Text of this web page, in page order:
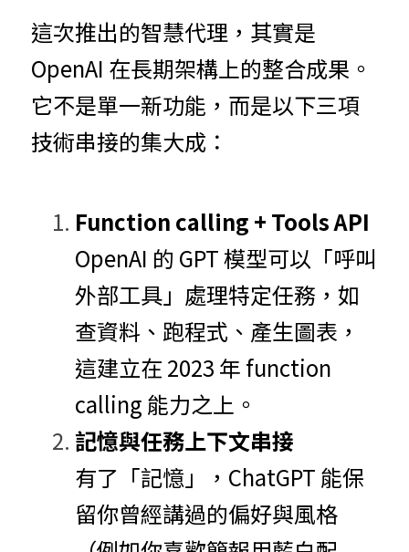
這次推出的智慧代理，其實是
OpenAI 在長期架構上的整合成果。
它不是單一新功能，而是以下三項
技術串接的集大成：
Function calling + Tools API
OpenAI 的 GPT 模型可以「呼叫
外部工具」處理特定任務，如
查資料、跑程式、產生圖表，
這建立在 2023 年 function
calling 能力之上。
記憶與任務上下文串接
有了「記憶」，ChatGPT 能保
留你曾經講過的偏好與風格